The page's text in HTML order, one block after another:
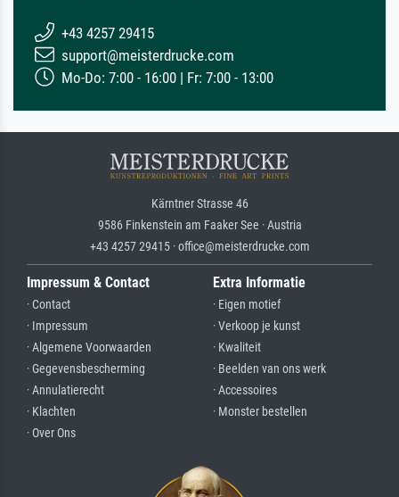
+43 4257 29415
support@meisterdrucke.com
Mo-Do: 7:00 - 16:00 | Fr: 7:00 - 13:00
Kärntner Strasse 46
9586 Finkenstein am Faaker See · Austria
+43 4257 29415 · office@meisterdrucke.com
Impressum & Contact
· Contact
· Impressum
· Algemene Voorwaarden
· Gegevensbescherming
· Annulatierecht
· Klachten
· Over Ons
Extra Informatie
· Eigen motief
· Verkoop je kunst
· Kwaliteit
· Beelden van ons werk
· Accessoires
· Monster bestellen